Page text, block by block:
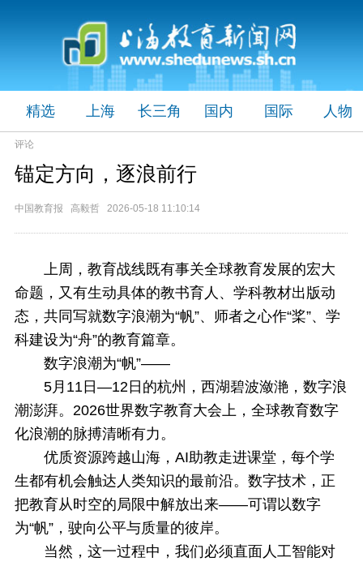
精选 上海 长三角 国内 国际 人物
评论
锚定方向，逐浪前行
中国教育报 高毅哲 2026-05-18 11:10:14
上周，教育战线既有事关全球教育发展的宏大
命题，又有生动具体的教书育人、学科教材出版动
态，共同写就数字浪潮为“帆”、师者之心作“桨”、学
科建设为“舟”的教育篇章。
数字浪潮为“帆”——
5月11日—12日的杭州，西湖碧波潋滟，数字浪
潮澎湃。2026世界数字教育大会上，全球教育数字
化浪潮的脉搏清晰有力。
优质资源跨越山海，AI助教走进课堂，每个学
生都有机会触达人类知识的最前沿。数字技术，正
把教育从时空的局限中解放出来——可谓以数字
为“帆”，驶向公平与质量的彼岸。
当然，这一过程中，我们必须直面人工智能对